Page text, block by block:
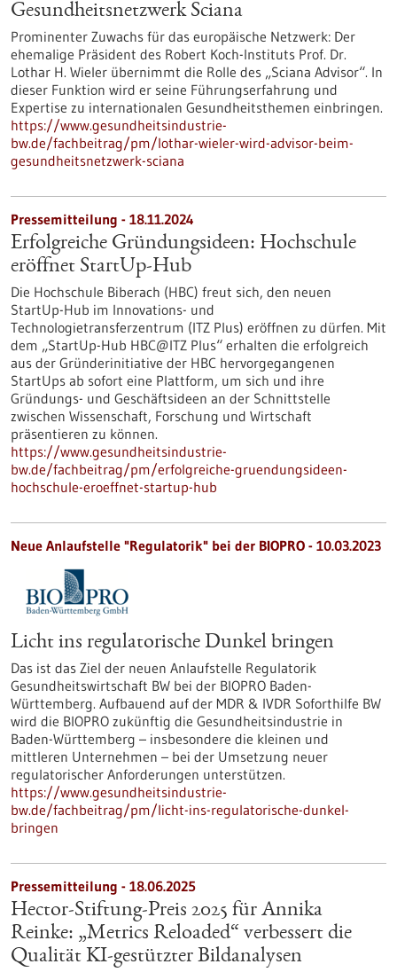
Gesundheitsnetzwerk Sciana
Prominenter Zuwachs für das europäische Netzwerk: Der
ehemalige Präsident des Robert Koch-Instituts Prof. Dr.
Lothar H. Wieler übernimmt die Rolle des „Sciana Advisor“. In
dieser Funktion wird er seine Führungserfahrung und
Expertise zu internationalen Gesundheitsthemen einbringen.
https://www.gesundheitsindustrie-
bw.de/fachbeitrag/pm/lothar-wieler-wird-advisor-beim-
gesundheitsnetzwerk-sciana
Pressemitteilung - 18.11.2024
Erfolgreiche Gründungsideen: Hochschule
eröffnet StartUp-Hub
Die Hochschule Biberach (HBC) freut sich, den neuen
StartUp-Hub im Innovations- und
Technologietransferzentrum (ITZ Plus) eröffnen zu dürfen. Mit
dem „StartUp-Hub HBC@ITZ Plus“ erhalten die erfolgreich
aus der Gründerinitiative der HBC hervorgegangenen
StartUps ab sofort eine Plattform, um sich und ihre
Gründungs- und Geschäftsideen an der Schnittstelle
zwischen Wissenschaft, Forschung und Wirtschaft
präsentieren zu können.
https://www.gesundheitsindustrie-
bw.de/fachbeitrag/pm/erfolgreiche-gruendungsideen-
hochschule-eroeffnet-startup-hub
Neue Anlaufstelle "Regulatorik" bei der BIOPRO - 10.03.2023
Licht ins regulatorische Dunkel bringen
Das ist das Ziel der neuen Anlaufstelle Regulatorik
Gesundheitswirtschaft BW bei der BIOPRO Baden-
Württemberg. Aufbauend auf der MDR & IVDR Soforthilfe BW
wird die BIOPRO zukünftig die Gesundheitsindustrie in
Baden-Württemberg – insbesondere die kleinen und
mittleren Unternehmen – bei der Umsetzung neuer
regulatorischer Anforderungen unterstützen.
https://www.gesundheitsindustrie-
bw.de/fachbeitrag/pm/licht-ins-regulatorische-dunkel-
bringen
Pressemitteilung - 18.06.2025
Hector-Stiftung-Preis 2025 für Annika
Reinke: „Metrics Reloaded“ verbessert die
Qualität KI-gestützter Bildanalysen